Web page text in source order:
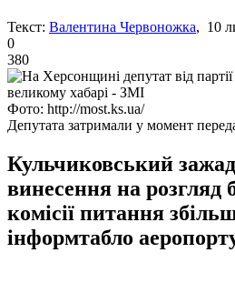
Текст: Валентина Червоножка, 10
0
380
Фото: http://most.ks.ua/
Депутата затримали у момент
Кульчиковський
винесення на розгляд
комісії питання
інформтабло